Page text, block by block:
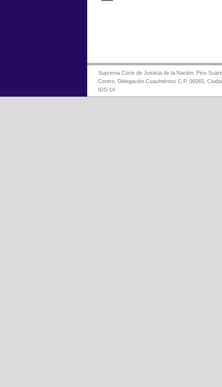
Suprema Corte de Justicia de la Nación: Pino
Centro, Delegación Cuauhtémoc C.P. 06065,
IDS-14